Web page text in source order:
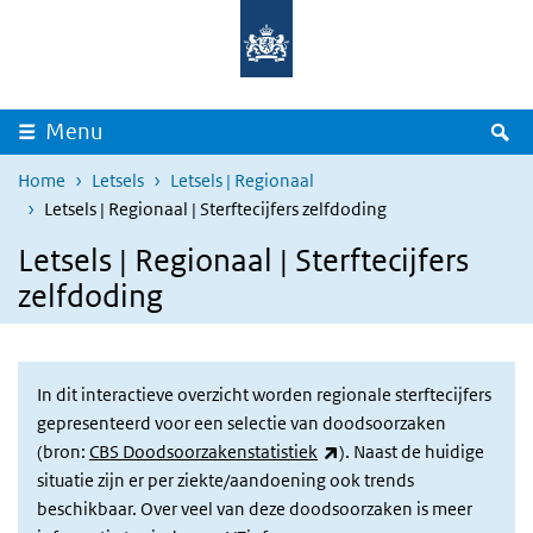
Overslaan en naar de inhoud gaan
Menu
Home Letsels
Letsels | Regionaal
Letsels | Regionaal | Sterftecijfers zelfdoding
Letsels | Regionaal | Sterftecijfers
zelfdoding
In dit interactieve overzicht worden regionale sterftecijfers
gepresenteerd voor een selectie van doodsoorzaken
(bron: CBS Doodsoorzakenstatistiek (externe link)
). Naast de huidige
situatie zijn er per ziekte/aandoening ook trends
beschikbaar. Over veel van deze doodsoorzaken is meer